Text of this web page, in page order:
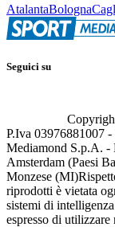
AtalantaBologna
Seguici su
P.Iva 03976881007
Mediamond S.p.A. -
Amsterdam (Paesi
Monzese (MI)
riprodotti è vietata
sistemi di
espresso di